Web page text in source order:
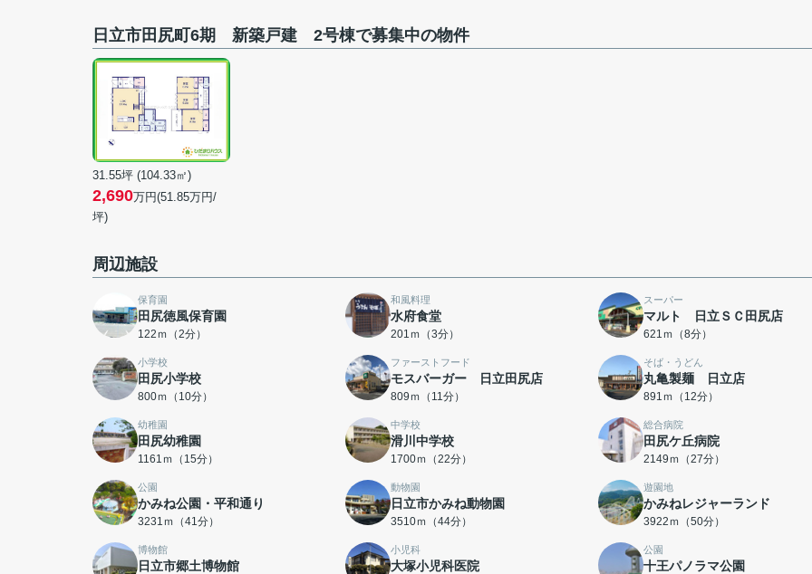
日立市田尻町6期 新築戸建 2号棟で募集中の物件
31.55坪 (104.33㎡)
2,690万円(51.85万円/
坪)
周辺施設
保育園
田尻徳風保育園
122ｍ（2分）
和風料理
水府食堂
201ｍ（3分）
スーパー
マルト 日立ＳＣ田尻店
621ｍ（8分）
小学校
田尻小学校
800ｍ（10分）
ファーストフード
モスバーガー 日立田尻店
809ｍ（11分）
そば・うどん
丸亀製麺 日立店
891ｍ（12分）
幼稚園
田尻幼稚園
1161ｍ（15分）
中学校
滑川中学校
1700ｍ（22分）
総合病院
田尻ケ丘病院
2149ｍ（27分）
公園
かみね公園・平和通り
3231ｍ（41分）
動物園
日立市かみね動物園
3510ｍ（44分）
遊園地
かみねレジャーランド
3922ｍ（50分）
博物館
日立市郷土博物館
小児科
大塚小児科医院
公園
十王パノラマ公園